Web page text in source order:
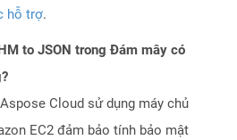
hỗ trợ.
to JSON trong Đám mây có
Cloud sử dụng máy chủ
EC2 đảm bảo tính bảo mật